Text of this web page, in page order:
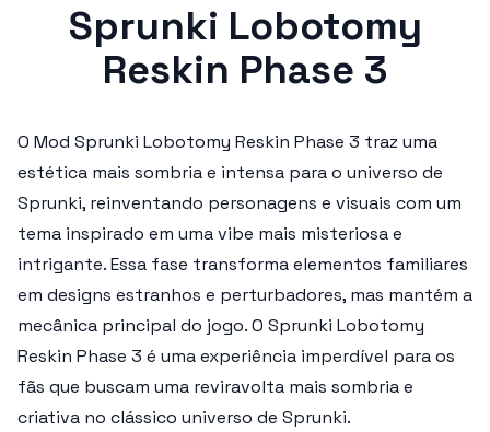
Sprunki Lobotomy
Reskin Phase 3
O Mod Sprunki Lobotomy Reskin Phase 3 traz uma
estética mais sombria e intensa para o universo de
Sprunki, reinventando personagens e visuais com um
tema inspirado em uma vibe mais misteriosa e
intrigante. Essa fase transforma elementos familiares
em designs estranhos e perturbadores, mas mantém a
mecânica principal do jogo. O Sprunki Lobotomy
Reskin Phase 3 é uma experiência imperdível para os
fãs que buscam uma reviravolta mais sombria e
criativa no clássico universo de Sprunki.